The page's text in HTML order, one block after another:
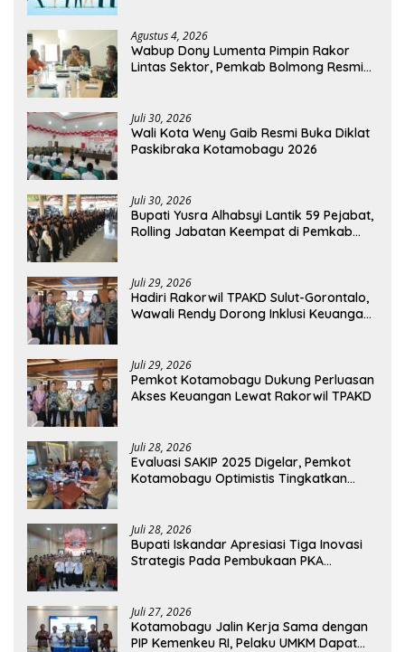
Agustus 4, 2026
Wabup Dony Lumenta Pimpin Rakor
Lintas Sektor, Pemkab Bolmong Resmi
Juli 30, 2026
Wali Kota Weny Gaib Resmi Buka Diklat
Paskibraka Kotamobagu 2026
Juli 30, 2026
Bupati Yusra Alhabsyi Lantik 59 Pejabat,
Rolling Jabatan Keempat di Pemkab
Juli 29, 2026
Hadiri Rakorwil TPAKD Sulut-Gorontalo,
Wawali Rendy Dorong Inklusi Keuangan
Juli 29, 2026
Pemkot Kotamobagu Dukung Perluasan
Akses Keuangan Lewat Rakorwil TPAKD
Juli 28, 2026
Evaluasi SAKIP 2025 Digelar, Pemkot
Kotamobagu Optimistis Tingkatkan
Juli 28, 2026
Bupati Iskandar Apresiasi Tiga Inovasi
Strategis Pada Pembukaan PKA
Juli 27, 2026
Kotamobagu Jalin Kerja Sama dengan
PIP Kemenkeu RI, Pelaku UMKM Dapat